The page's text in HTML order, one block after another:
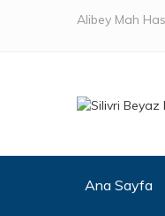
Alibey Mah
Ana Sayfa